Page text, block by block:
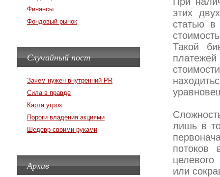
этих
статью в
Такой
лишь в
потоков
или
Финансы
Фондовый рынок
Случайный пост
Зачем нужен внутренний PR
Сила в правде
Карта угроз
Пороги владения акциями
Шедевр своими руками
Архив